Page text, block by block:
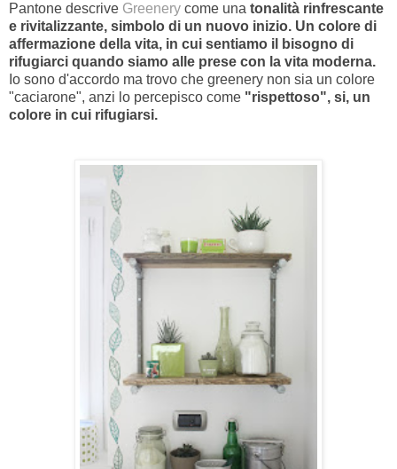
Pantone descrive Greenery come una tonalità rinfrescante
e rivitalizzante, simbolo di un nuovo inizio. Un colore di
affermazione della vita, in cui sentiamo il bisogno di
rifugiarci quando siamo alle prese con la vita moderna.
Io sono d'accordo ma trovo che greenery non sia un colore
"caciarone", anzi lo percepisco come "rispettoso", si, un
colore in cui rifugiarsi.